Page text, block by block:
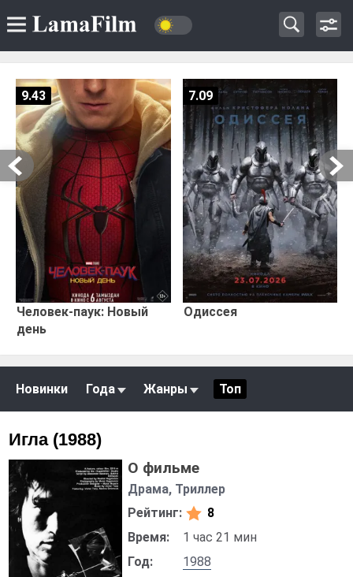
Человек-паук: Новый
день
9.43
Одиссея
7.09
Новинки Года Жанры Топ
Игла (1988)
О фильме
Драма, Триллер
Рейтинг:
8
Время:
1 час 21 мин
Год:
1988